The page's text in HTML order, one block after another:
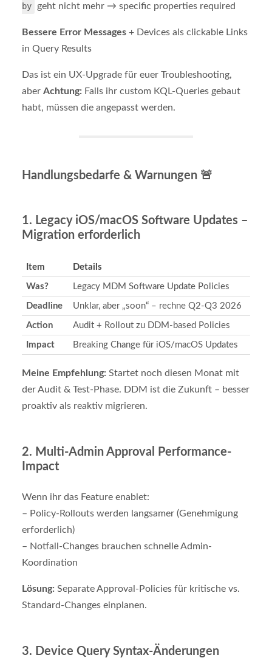
by
geht nicht mehr → specific properties required
Bessere Error Messages+ Devices als clickable Links
in Query Results
Das ist ein UX-Upgrade für euer Troubleshooting,
aber Achtung: Falls ihr custom KQL-Queries gebaut
habt, müssen die angepasst werden.
Handlungsbedarfe & Warnungen 🚨
1. Legacy iOS/macOS Software Updates –
Migration erforderlich
Item Details
Was? Legacy MDM Software Update Policies
Deadline Unklar, aber „soon“ – rechne Q2-Q3 2026
Action Audit + Rollout zu DDM-based Policies
Impact Breaking Change für iOS/macOS Updates
Meine Empfehlung: Startet noch diesen Monat mit
der Audit & Test-Phase. DDM ist die Zukunft – besser
proaktiv als reaktiv migrieren.
2. Multi-Admin Approval Performance-
Impact
Wenn ihr das Feature enablet:
– Policy-Rollouts werden langsamer (Genehmigung
erforderlich)
– Notfall-Changes brauchen schnelle Admin-
Koordination
Lösung: Separate Approval-Policies für kritische vs.
Standard-Changes einplanen.
3. Device Query Syntax-Änderungen